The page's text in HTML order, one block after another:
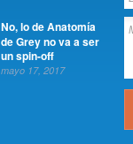
No, lo de Anatomía
de Grey no va a ser
un spin-off
mayo 17, 2017